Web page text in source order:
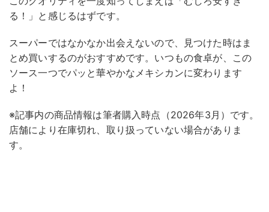
る！」と感じるはずです。
スーパーではなかなか出会えないので、見つけた時はま
とめ買いするのがおすすめです。いつもの食卓が、この
ソース一つでパッと華やかなメキシカンに変わります
よ！
※記事内の商品情報は筆者購入時点（2026年3月）です。
店舗により在庫切れ、取り扱っていない場合がありま
す。